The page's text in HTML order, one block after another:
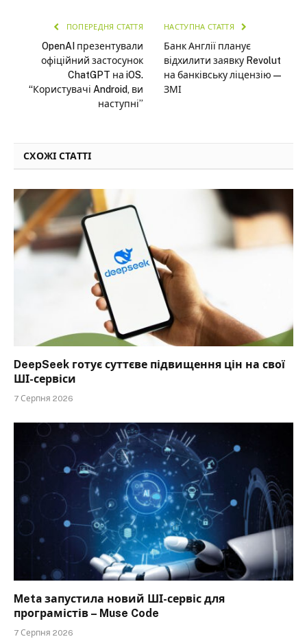
ПОПЕРЕДНЯ СТАТТЯ
OpenAI презентували
офіційний застосунок
ChatGPT на iOS.
“Користувачі Android, ви
наступні”
НАСТУПНА СТАТТЯ
Банк Англії планує
відхилити заявку Revolut
на банківську ліцензію —
ЗМІ
СХОЖІ СТАТТІ
DeepSeek готує суттєве підвищення цін на свої
ШІ-сервіси
7 Серпня 2026
Meta запустила новий ШІ-сервіс для
програмістів – Muse Code
7 Серпня 2026